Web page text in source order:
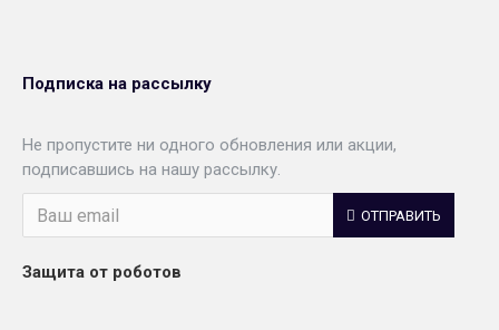
Подписка на рассылку
Не пропустите ни одного обновления или акции,
подписавшись на нашу рассылку.
ОТПРАВИТЬ
Защита от роботов